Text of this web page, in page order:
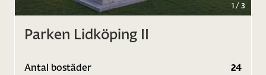
1/3
Parken Lidköping II
Antal bostäder 24